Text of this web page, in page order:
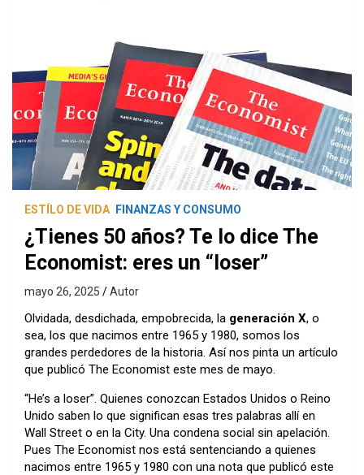
ESTÍLO DE VIDA FINANZAS Y CONSUMO
¿Tienes 50 años? Te lo dice The
Economist: eres un “loser”
mayo 26, 2025 Autor
Olvidada, desdichada, empobrecida, la generación X, o
sea, los que nacimos entre 1965 y 1980, somos los
grandes perdedores de la historia. Así nos pinta un artículo
que publicó The Economist este mes de mayo.
“He’s a loser”. Quienes conozcan Estados Unidos o Reino
Unido saben lo que significan esas tres palabras allí en
Wall Street o en la City. Una condena social sin apelación.
Pues The Economist nos está sentenciando a quienes
nacimos entre 1965 y 1980 con una nota que publicó este